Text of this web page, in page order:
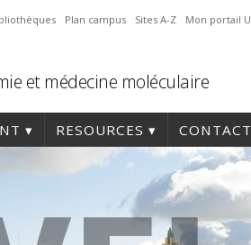
Plan campus Sites A-Z Mon portail
et médecine moléculaire
RESOURCES